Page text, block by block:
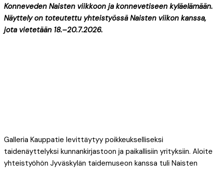
Konneveden Naisten viikkoon ja konnevetiseen kyläelämään.
Näyttely on toteutettu yhteistyössä Naisten viikon kanssa,
jota vietetään 18.–20.7.2026.
Galleria Kauppatie levittäytyy poikkeukselliseksi
taidenäyttelyksi kunnankirjastoon ja paikallisiin yrityksiin. Aloite
yhteistyöhön Jyväskylän taidemuseon kanssa tuli Naisten